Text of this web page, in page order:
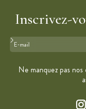
Inscrivez-
Format :
Ne manquez pas